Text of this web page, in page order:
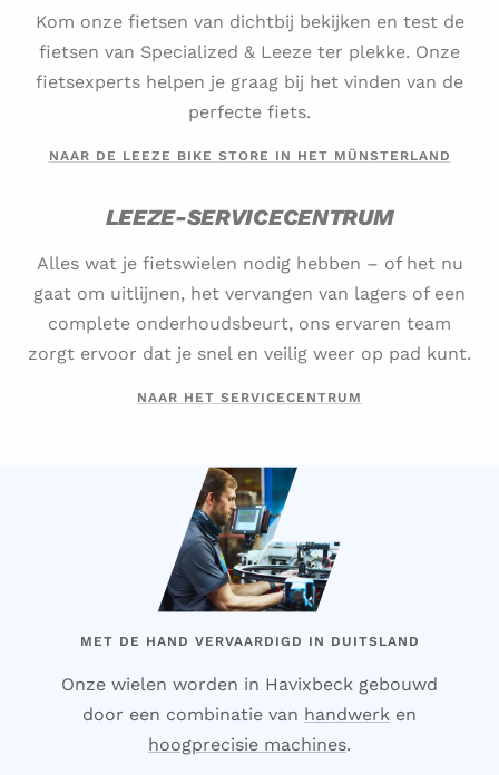
Kom onze fietsen van dichtbij bekijken en test de
fietsen van Specialized & Leeze ter plekke. Onze
fietsexperts helpen je graag bij het vinden van de
perfecte fiets.
NAAR DE LEEZE BIKE STORE IN HET MÜNSTERLAND
LEEZE-SERVICECENTRUM
Alles wat je fietswielen nodig hebben – of het nu
gaat om uitlijnen, het vervangen van lagers of een
complete onderhoudsbeurt, ons ervaren team
zorgt ervoor dat je snel en veilig weer op pad kunt.
NAAR HET SERVICECENTRUM
MET DE HAND VERVAARDIGD IN DUITSLAND
Onze wielen worden in Havixbeck gebouwd
door een combinatie van handwerk en
hoogprecisie machines.